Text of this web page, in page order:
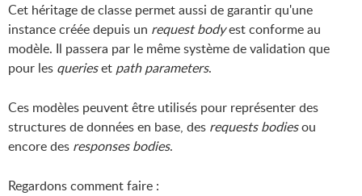
Cet héritage de classe permet aussi de garantir qu'une
instance créée depuis un request bodyest conforme au
modèle. Il passera par le même système de validation que
pour les querieset path parameters.
Ces modèles peuvent être utilisés pour représenter des
structures de données en base, des requests bodiesou
encore des responses bodies.
Regardons comment faire :